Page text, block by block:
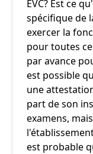
EVC? Est ce
spécifique de
exercer la
pour toutes
par avance
est possible
une
part de son
examens,
est probable